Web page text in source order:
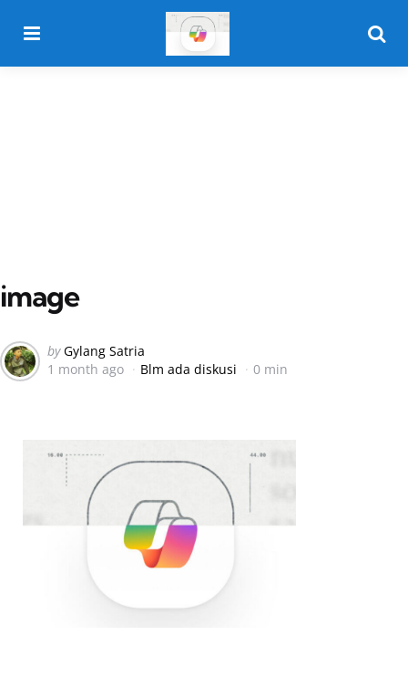
image
Posted
by
by Gylang Satria
1 month ago
Blm ada diskusi 0 min